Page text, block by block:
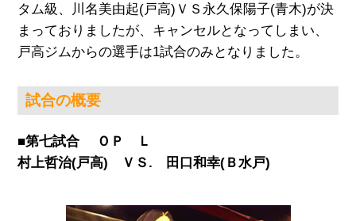
タム級、川名美由起(戸高)ＶＳ永久保陽子(青木)が決
まっておりましたが、キャンセルとなってしまい、
戸高ジムからの選手は1試合のみとなりました。
試合の概要
■第七試合 ＯＰ Ｌ
村上哲治(戸高) ＶＳ. 田口和幸(Ｂ水戸)